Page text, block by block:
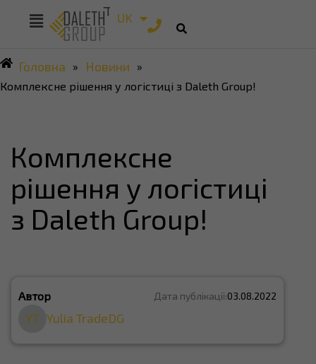
UK
EN
Головна » Новини
»
Комплексне рішення у логістиці з Daleth Group!
Комплексне
рішення у логістиці
з Daleth Group!
Автор Дата публікації:03.08.2022
YT Yulia TradeDG